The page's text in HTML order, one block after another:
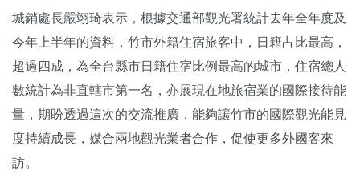
城銷處長嚴翊琦表示，根據交通部觀光署統計去年全年度及
今年上半年的資料，竹市外籍住宿旅客中，日籍占比最高，
超過四成，為全台縣市日籍住宿比例最高的城市，住宿總人
數統計為非直轄市第一名，亦展現在地旅宿業的國際接待能
量，期盼透過這次的交流推廣，能夠讓竹市的國際觀光能見
度持續成長，媒合兩地觀光業者合作，促使更多外國客來
訪。